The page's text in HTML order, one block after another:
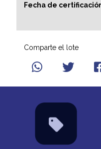
Fecha de
Comparte el lote